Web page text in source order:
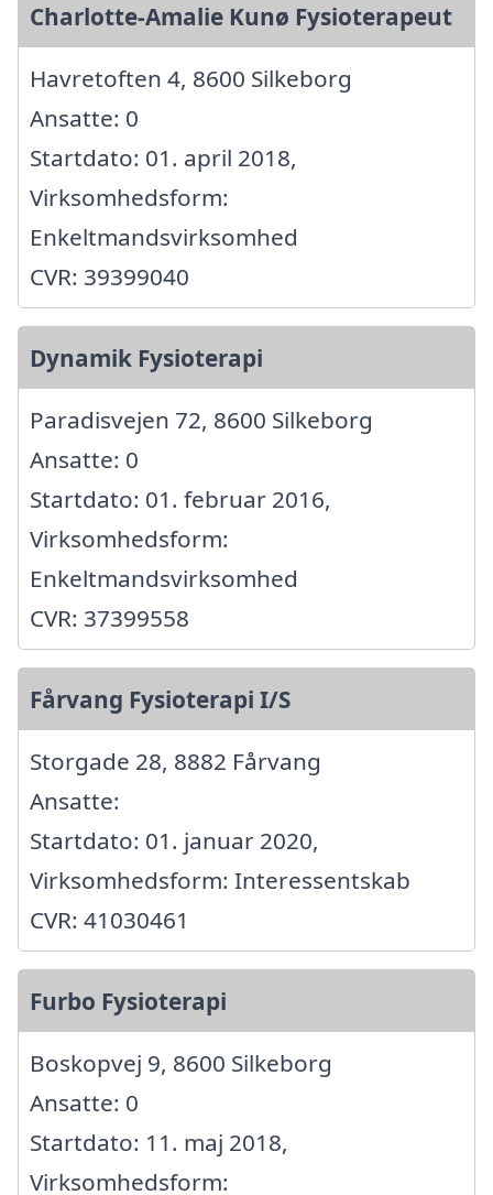
Charlotte-Amalie Kunø Fysioterapeut
Havretoften 4, 8600 Silkeborg
Ansatte: 0
Startdato: 01. april 2018,
Virksomhedsform:
Enkeltmandsvirksomhed
CVR: 39399040
Dynamik Fysioterapi
Paradisvejen 72, 8600 Silkeborg
Ansatte: 0
Startdato: 01. februar 2016,
Virksomhedsform:
Enkeltmandsvirksomhed
CVR: 37399558
Fårvang Fysioterapi I/S
Storgade 28, 8882 Fårvang
Ansatte:
Startdato: 01. januar 2020,
Virksomhedsform: Interessentskab
CVR: 41030461
Furbo Fysioterapi
Boskopvej 9, 8600 Silkeborg
Ansatte: 0
Startdato: 11. maj 2018,
Virksomhedsform: